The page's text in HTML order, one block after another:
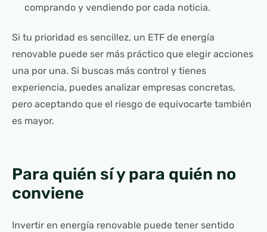
comprando y vendiendo por cada noticia.
Si tu prioridad es sencillez, un ETF de energía
renovable puede ser más práctico que elegir acciones
una por una. Si buscas más control y tienes
experiencia, puedes analizar empresas concretas,
pero aceptando que el riesgo de equivocarte también
es mayor.
Para quién sí y para quién no
conviene
Invertir en energía renovable puede tener sentido